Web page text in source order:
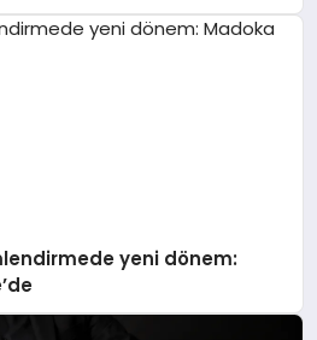
yeni dönem: